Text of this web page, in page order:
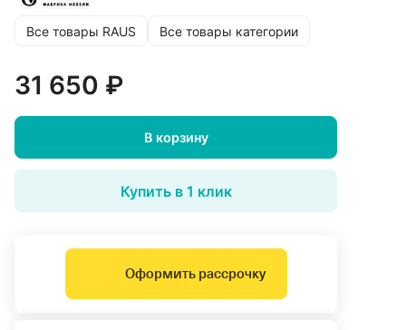
Все товары RAUS Все товары категории
31 650 ₽
В корзину
Купить в 1 клик
Оформить рассрочку